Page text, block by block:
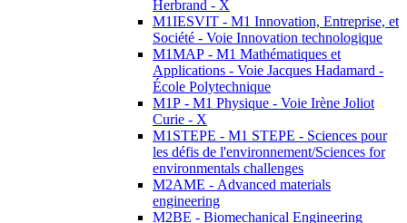
Herbrand - X
M1IESVIT - M1 Innovation, Entreprise, et
Société - Voie Innovation technologique
M1MAP - M1 Mathématiques et
Applications - Voie Jacques Hadamard -
École Polytechnique
M1P - M1 Physique - Voie Irène Joliot
Curie - X
M1STEPE - M1 STEPE - Sciences pour
les défis de l'environnement/Sciences for
environmentals challenges
M2AME - Advanced materials
engineering
M2BE - Biomechanical Engineering